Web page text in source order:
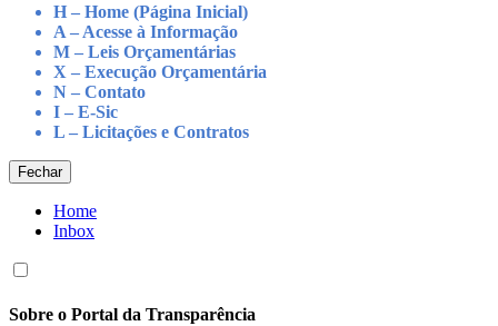
H – Home (Página Inicial)
A – Acesse à Informação
M – Leis Orçamentárias
X – Execução Orçamentária
N – Contato
I – E-Sic
L – Licitações e Contratos
Fechar
Home
Inbox
Sobre o Portal da Transparência